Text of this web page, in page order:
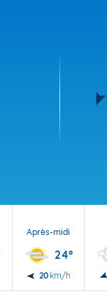
Après-midi
24°
20 km/h